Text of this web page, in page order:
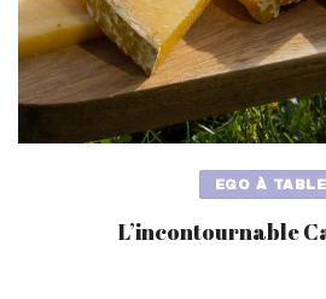
EGO À TABLE
L’incontournable